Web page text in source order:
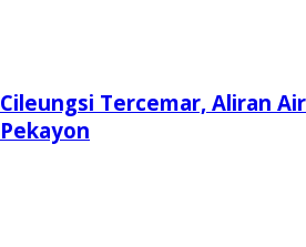
Tercemar, Aliran Air